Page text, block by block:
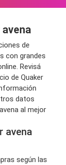
de
con grandes
Revisá
de Quaker
datos
al mejor
avena
según las